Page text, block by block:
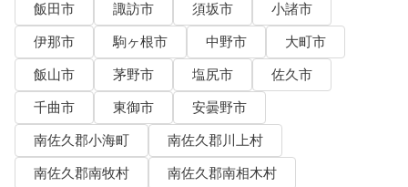
飯田市
諏訪市 須坂市
小諸市
伊那市
駒ヶ根市 中野市
大町市
飯山市
茅野市 塩尻市
佐久市
千曲市
東御市
安曇野市
南佐久郡小海町
南佐久郡川上村
南佐久郡南牧村
南佐久郡南相木村